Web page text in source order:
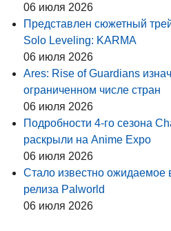
06 июля 2026
Представлен сюжетный
Solo Leveling: KARMA
06 июля 2026
Ares: Rise of Guardians
ограниченном числе стран
06 июля 2026
Подробности 4-го сезона
раскрыли на Anime Expo
06 июля 2026
Стало известно ожидаемое
релиза Palworld
06 июля 2026